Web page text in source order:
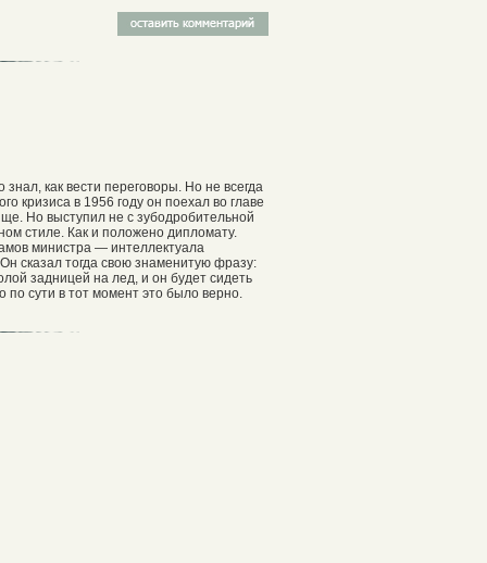
как вести переговоры. Но не всегда
кризиса в 1956 году он поехал во главе
Но выступил не с зубодробительной
стиле. Как и положено дипломату.
министра — интеллектуала
сказал тогда свою знаменитую фразу:
задницей на лед, и он будет сидеть
по сути в тот момент это было верно.